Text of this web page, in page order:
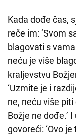
Kada dođe čas,
reče im: ‘Svom
blagovati s
neću je više
kraljevstvu
‘Uzmite je i
ne, neću više
Božje ne dođe.’
govoreći: ‘Ovo